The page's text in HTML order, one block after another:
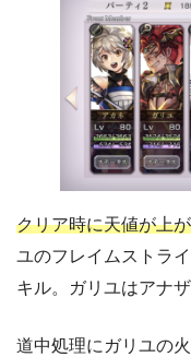
クリア時に天値が上
ユのフレイムストラ
キル。ガリユはアナ
道中処理にガリユの